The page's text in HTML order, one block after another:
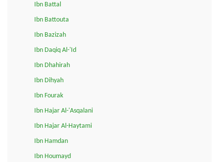
Ibn Battal
Ibn Battouta
Ibn Bazizah
Ibn Daqiq Al-'Id
Ibn Dhahirah
Ibn Dihyah
Ibn Fourak
Ibn Hajar Al-'Asqalani
Ibn Hajar Al-Haytami
Ibn Hamdan
Ibn Houmayd